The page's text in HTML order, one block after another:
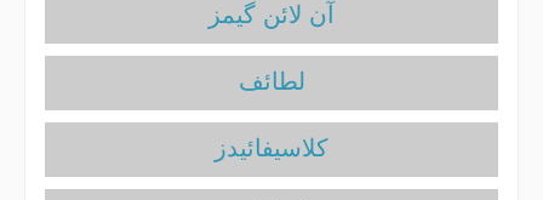
آن لائن گیمز
لطائف
کلاسیفائیدز